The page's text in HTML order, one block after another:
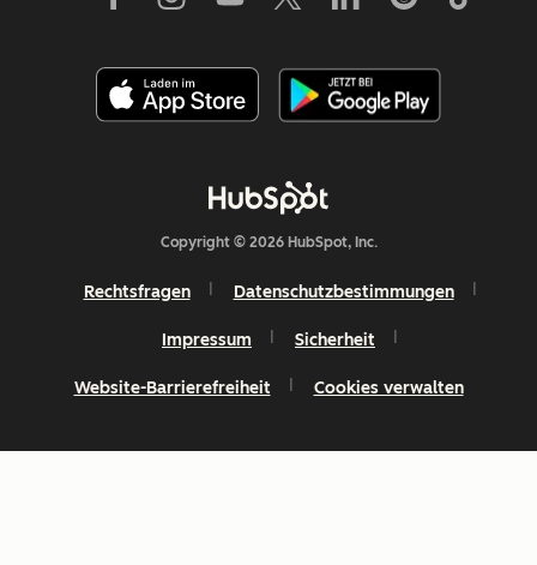
Copyright © 2026 HubSpot, Inc.
Rechtsfragen Datenschutzbestimmungen
Impressum Sicherheit
Website-Barrierefreiheit Cookies verwalten